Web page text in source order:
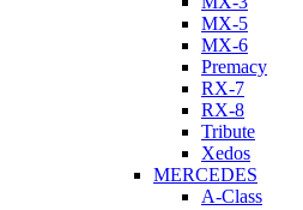
MX-5
MX-6
Premacy
RX-7
RX-8
Tribute
Xedos
MERCEDES
A-Class